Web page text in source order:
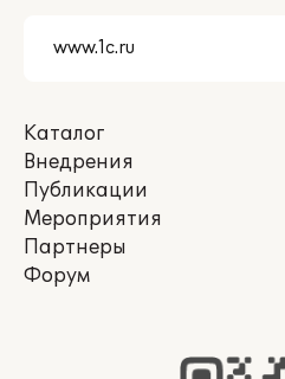
Каталог
Внедрения
Публикации
Мероприятия
Партнеры
Форум